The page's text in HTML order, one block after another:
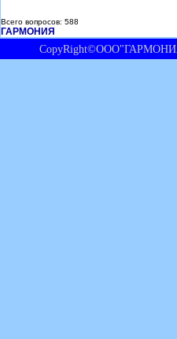
Всего вопросов: 588
ГАРМОНИЯ